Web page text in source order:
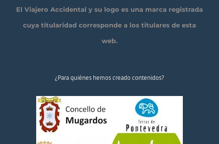
El Viajero Accidental y su logo es una marca registrada
cuya titularidad corresponde a los titulares de esta
web.
¿Para quiénes hemos creado contenidos?